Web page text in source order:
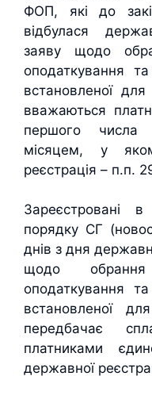
ФОП, які до
відбулася
заяву щодо
оподаткування
встановленої
вважаються
першого числа
місяцем, у
реєстрація – п.п.
Зареєстровані
порядку СГ
днів з дня
щодо
оподаткування
встановленої
передбачає
платниками
державної